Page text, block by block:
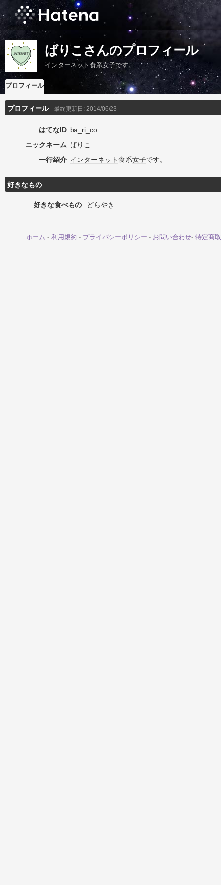
ばりこさんのプロフィール
インターネット食系女子です。
プロフィール
プロフィール 最終更新日: 2014/06/23
はてなID ba_ri_co
ニックネーム ばりこ
一行紹介 インターネット食系女子です。
好きなもの
好きな食べもの どらやき
ホーム - 利用規約 - プライバシーポリシー - お問い合わせ- 特定商